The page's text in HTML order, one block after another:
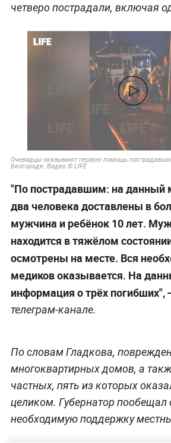
четверо пострадали, включая
Очевидцы оказывают первую помощь
Белгороде. Видео © LIFE
"По пострадавшим: на данный
два человека доставлены в
мужчина и ребёнок 10 лет.
находится в тяжёлом
осмотрены на месте. Вся
медиков оказывается. На
информация о трёх погибших",
телеграм-канале.
По словам Гладкова,
многоквартирных домов, а
частных, пять из которых
целиком. Губернатор пообещал
необходимую поддержку